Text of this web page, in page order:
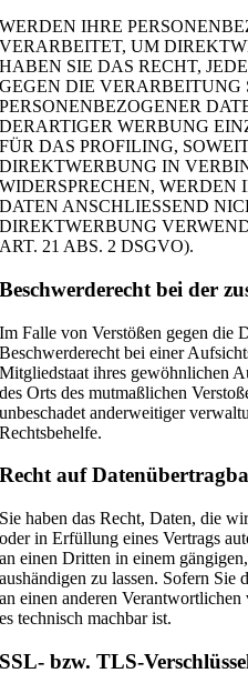
WERDEN IHRE
VERARBEITET, UM
HABEN SIE DAS RECHT,
GEGEN DIE VERARBEITUNG
PERSONENBEZOGENER
DERARTIGER WERBUNG
FÜR DAS PROFILING,
DIREKTWERBUNG IN
WIDERSPRECHEN, WERDEN
DATEN ANSCHLIESSEND
DIREKTWERBUNG
ART. 21 ABS. 2 DSGVO).
Beschwerde­recht bei der
Im Falle von Verstößen gegen die
Beschwerderecht bei einer
Mitgliedstaat ihres gewöhnlichen
des Orts des mutmaßlichen
unbeschadet anderweitiger
Rechtsbehelfe.
Recht auf
Sie haben das Recht, Daten, die
oder in Erfüllung eines Vertrags
an einen Dritten in einem
aushändigen zu lassen. Sofern Sie
an einen anderen
es technisch machbar ist.
SSL- bzw. TLS-